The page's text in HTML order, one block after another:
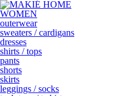
WOMEN
outerwear
sweaters / cardigans
dresses
shirts / tops
pants
shorts
skirts
leggings / socks